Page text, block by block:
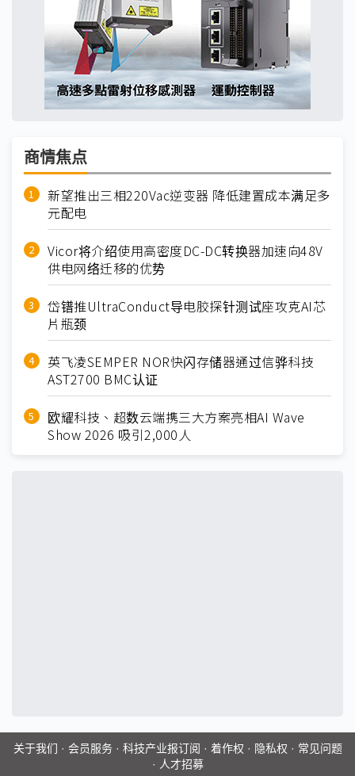
商情焦点
新望推出三相220Vac逆变器 降低建置成本满足多
元配电
Vicor将介绍使用高密度DC-DC转换器加速向48V
供电网络迁移的优势
岱镨推UltraConduct导电胶探针测试座攻克AI芯
片瓶颈
英飞凌SEMPER NOR快闪存储器通过信骅科技
AST2700 BMC认证
欧耀科技、超数云端携三大方案亮相AI Wave
Show 2026 吸引2,000人
关于我们 · 会员服务· 科技产业报订阅 · 着作权 · 隐私权 · 常见问题
· 人才招募